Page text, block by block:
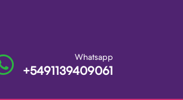
Whatsapp
+5491139409061